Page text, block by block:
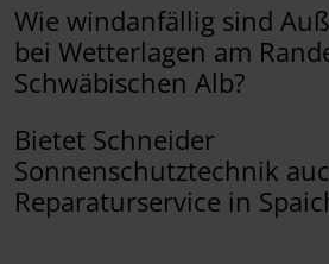
Wie windanfällig sind
bei Wetterlagen am
Schwäbischen Alb?
Bietet Schneider
Sonnenschutztechnik
Reparaturservice in